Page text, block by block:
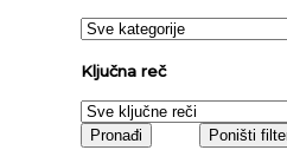
Ključna reč